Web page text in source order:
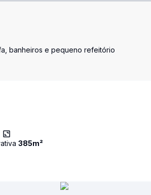
banheiros e pequeno refeitório
385m²